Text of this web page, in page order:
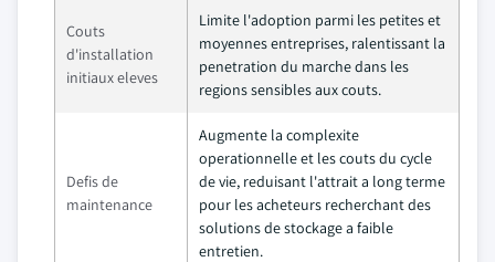
Couts
d'installation
initiaux eleves
Limite l'adoption parmi les petites et
moyennes entreprises, ralentissant la
penetration du marche dans les
regions sensibles aux couts.
Defis de
maintenance
Augmente la complexite
operationnelle et les couts du cycle
de vie, reduisant l'attrait a long terme
pour les acheteurs recherchant des
solutions de stockage a faible
entretien.